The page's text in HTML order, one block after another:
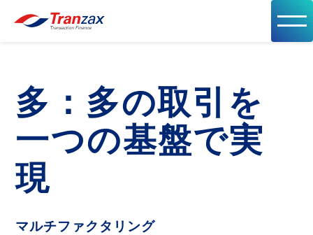
多：多の取引を
一つの基盤で実
現
マルチファクタリング